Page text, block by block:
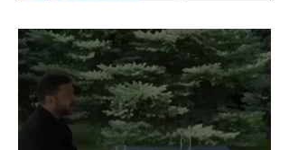
bouleversée par les
incendies du Cap-Ferret,
son témoignage poignant